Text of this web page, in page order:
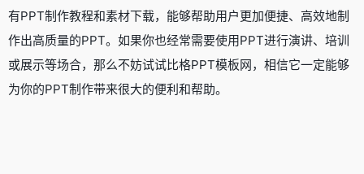
有PPT制作教程和素材下载，能够帮助用户更加便捷、高效地制
作出高质量的PPT。如果你也经常需要使用PPT进行演讲、培训
或展示等场合，那么不妨试试比格PPT模板网，相信它一定能够
为你的PPT制作带来很大的便利和帮助。